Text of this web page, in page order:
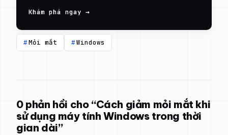
Khám phá ngay →
Mỏi mắt Windows
0 phản hồi cho “Cách giảm mỏi mắt khi
sử dụng máy tính Windows trong thời
gian dài”